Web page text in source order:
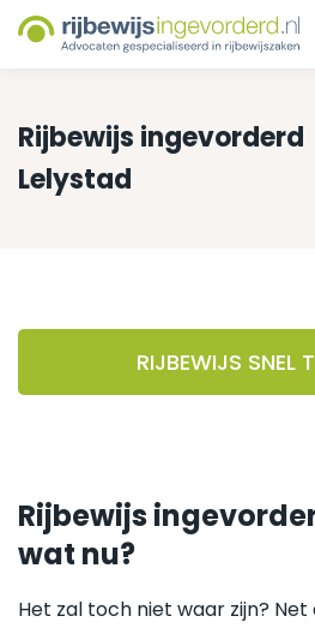
Rijbewijs ingevorderd
Lelystad
RIJBEWIJS SNEL
Rijbewijs
wat nu?
Het zal toch niet waar zijn? Net